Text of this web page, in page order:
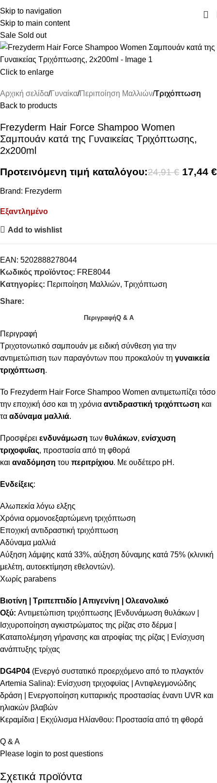
Skip to navigation
Skip to main content
ΔΩΡΕΑΝ ΜΕΤΑΦΟΡΙΚΑ ΑΝΩ ΤΩΝ 45€
Sale Sold out
Click to enlarge
Αρχική σελίδα Γυναίκα Περιποίηση Μαλλιών Τριχόπτωση
Back to products
Frezyderm Hair Force Shampoo Women
Σαμπουάν κατά της Γυναικείας Τριχόπτωσης,
2x200ml
Προτεινόμενη τιμή καταλόγου:24,91€ 17,44 €
Brand: Frezyderm
Εξαντλημένο
Add to wishlist
EAN: 5202888278044
Κωδικός προϊόντος: FRE8044
Κατηγορίες: Περιποίηση Μαλλιών, Τριχόπτωση
Share:
ΠεριγραφήQ & A
Περιγραφή
Τριχοτονωτικό σαμπουάν με ειδική σύνθεση για την
αντιμετώπιση των παραγόντων που προκαλούν τη γυναικεία
τριχόπτωση.
Το Frezyderm Hair Force Shampoo Women αντιμετωπίζει τόσο
την εποχική όσο και τη χρόνια αντιδραστική τριχόπτωση και
τα αδύναμα μαλλιά.
Προσφέρει ενδυνάμωση των θυλάκων, ενίσχυση
τριχοφυΐας, προστασία από τη φθορά
και αναδόμηση του περιτρίχιου. Με ουδέτερο pH.
Ενδείξεις:
Αλωπεκία λόγω ελξης
Χρόνια ορμονοεξαρτώμενη τριχόπτωση
Εποχική αντιδραστική τριχόπτωση
Αδύναμα μαλλιά
Αύξηση λάμψης κατά 33%, αύξηση δύναμης κατά 75% (κλινική
μελέτη, αυτοεκτίμηση εθελοντών).
Χωρίς parabens
Βιοτίνη | Τριπεπτιδίο | Απιγενίνη | Ολεανολικό
Οξύ: Αντιμετώπιση τριχόπτωσης |Ενδυνάμωση θυλάκων |
Ισχυροποίηση αγκιστρώματος της ρίζας στο δέρμα |
Καταπολέμηση γήρανσης και ατροφίας της ρίζας | Ενίσχυση
ανάπτυξης τρίχας
DG4P04 (Ενεργό συστατικό προερχόμενο από το πλαγκτόν
Artemia Salina): Ενίσχυση τριχοφυϊας | Αντιφλεγμονώδης
δράση | Ενεργοποίηση κυτταρικής προστασίας έναντι UVR και
ηλιακών βλαβών
Κεραμίδια | Εκχύλισμα Ηλίανθου: Προστασία από τη φθορά
Q & A
Please login to post questions
Σχετικά προϊόντα